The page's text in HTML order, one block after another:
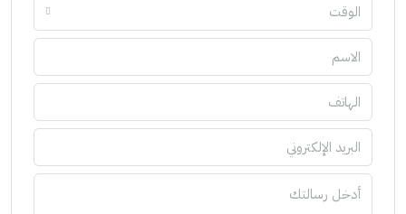
الوقت